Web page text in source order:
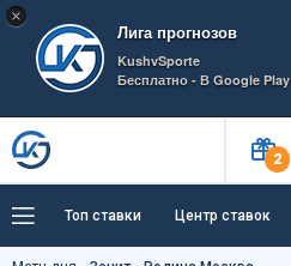
×
Лига прогнозов
KushvSporte
Бесплатно - В Google Play
2
Топ ставки Центр ставок